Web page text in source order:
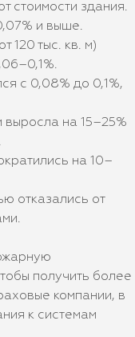
стоимости здания.
и выше.
120 тыс. кв. м)
с 0,08% до 0,1%,
выросла на 15–25%
на 10–
отказались от
получить более
компании, в
к системам